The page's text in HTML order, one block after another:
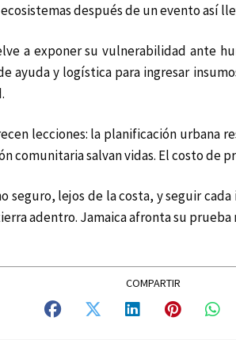
después de un evento así
a exponer su vulnerabilidad ante
ayuda y logística para ingresar
lecciones: la planificación
comunitaria salvan vidas. El costo de
seguro, lejos de la costa, y seguir
adentro. Jamaica afronta su prueba